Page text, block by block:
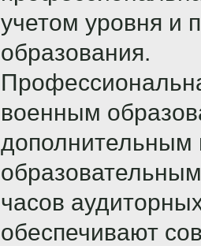
учетом уровня и
образования.
военным
часов
обеспечивают